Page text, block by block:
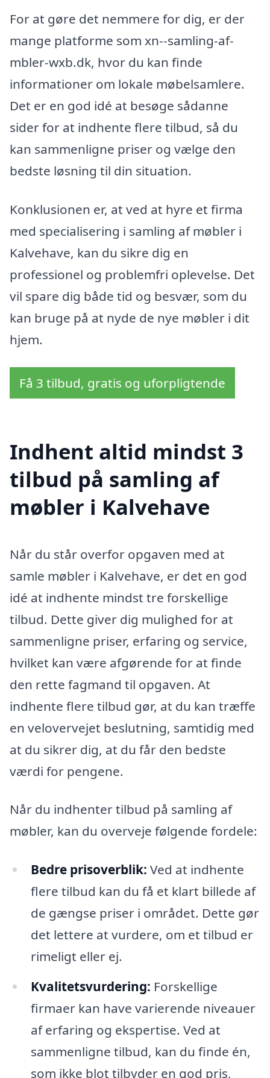
For at gøre det nemmere for dig, er der
mange platforme som xn--samling-af-
mbler-wxb.dk, hvor du kan finde
informationer om lokale møbelsamlere.
Det er en god idé at besøge sådanne
sider for at indhente flere tilbud, så du
kan sammenligne priser og vælge den
bedste løsning til din situation.
Konklusionen er, at ved at hyre et firma
med specialisering i samling af møbler i
Kalvehave, kan du sikre dig en
professionel og problemfri oplevelse. Det
vil spare dig både tid og besvær, som du
kan bruge på at nyde de nye møbler i dit
hjem.
Få 3 tilbud, gratis og uforpligtende
Indhent altid mindst 3
tilbud på samling af
møbler i Kalvehave
Når du står overfor opgaven med at
samle møbler i Kalvehave, er det en god
idé at indhente mindst tre forskellige
tilbud. Dette giver dig mulighed for at
sammenligne priser, erfaring og service,
hvilket kan være afgørende for at finde
den rette fagmand til opgaven. At
indhente flere tilbud gør, at du kan træffe
en velovervejet beslutning, samtidig med
at du sikrer dig, at du får den bedste
værdi for pengene.
Når du indhenter tilbud på samling af
møbler, kan du overveje følgende fordele:
Bedre prisoverblik: Ved at indhente
flere tilbud kan du få et klart billede af
de gængse priser i området. Dette gør
det lettere at vurdere, om et tilbud er
rimeligt eller ej.
Kvalitetsvurdering: Forskellige
firmaer kan have varierende niveauer
af erfaring og ekspertise. Ved at
sammenligne tilbud, kan du finde én,
som ikke blot tilbyder en god pris,